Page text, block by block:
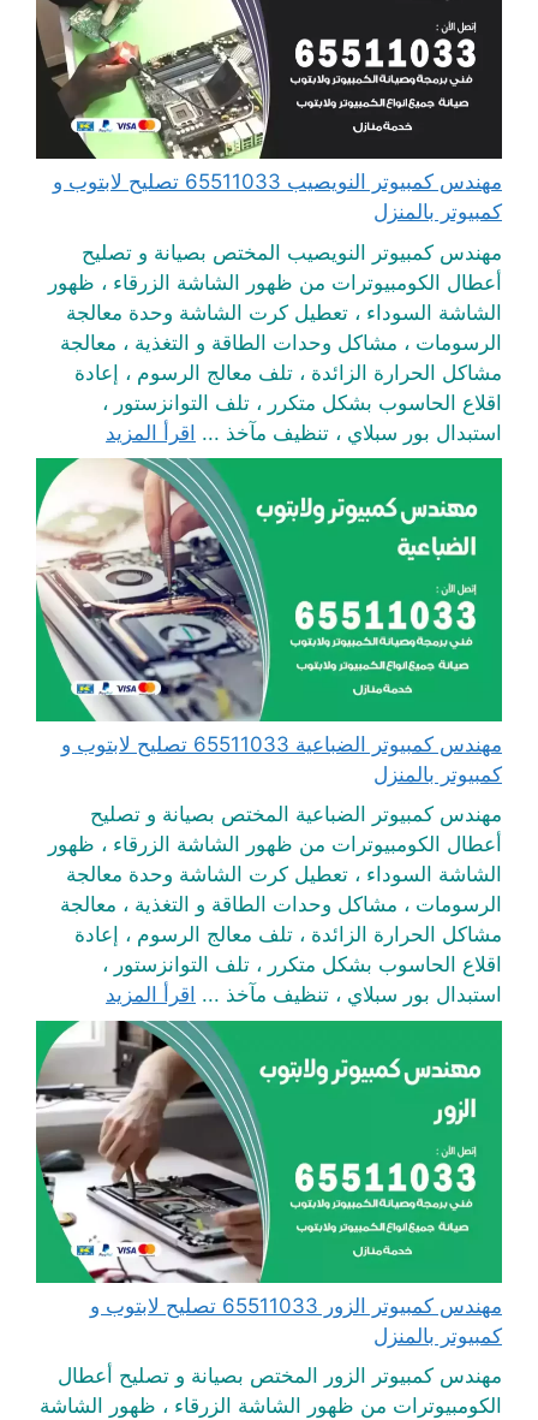
مهندس كمبيوتر النويصيب 65511033 تصليح لابتوب و
كمبيوتر بالمنزل
مهندس كمبيوتر النويصيب المختص بصيانة و تصليح
أعطال الكومبيوترات من ظهور الشاشة الزرقاء ، ظهور
الشاشة السوداء ، تعطيل كرت الشاشة وحدة معالجة
الرسومات ، مشاكل وحدات الطاقة و التغذية ، معالجة
مشاكل الحرارة الزائدة ، تلف معالج الرسوم ، إعادة
اقلاع الحاسوب بشكل متكرر ، تلف التوانزستور ،
استبدال بور سبلاي ، تنظيف مآخذ ... اقرأ المزيد
مهندس كمبيوتر الضباعية 65511033 تصليح لابتوب و
كمبيوتر بالمنزل
مهندس كمبيوتر الضباعية المختص بصيانة و تصليح
أعطال الكومبيوترات من ظهور الشاشة الزرقاء ، ظهور
الشاشة السوداء ، تعطيل كرت الشاشة وحدة معالجة
الرسومات ، مشاكل وحدات الطاقة و التغذية ، معالجة
مشاكل الحرارة الزائدة ، تلف معالج الرسوم ، إعادة
اقلاع الحاسوب بشكل متكرر ، تلف التوانزستور ،
استبدال بور سبلاي ، تنظيف مآخذ ... اقرأ المزيد
مهندس كمبيوتر الزور 65511033 تصليح لابتوب و
كمبيوتر بالمنزل
مهندس كمبيوتر الزور المختص بصيانة و تصليح أعطال
الكومبيوترات من ظهور الشاشة الزرقاء ، ظهور الشاشة